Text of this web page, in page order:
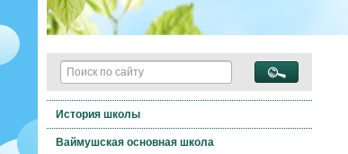
История школы
Ваймушская основная школа